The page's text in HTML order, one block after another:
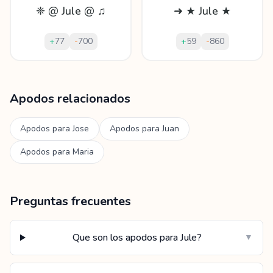
❈ @ Jule @ ♫
+77 -700
➜ ★ Jule ★
+59 -860
Apodos relacionados
Apodos paraJose Apodos paraJuan
Apodos para Maria
Preguntas frecuentes
Que son los apodos para Jule? ▼